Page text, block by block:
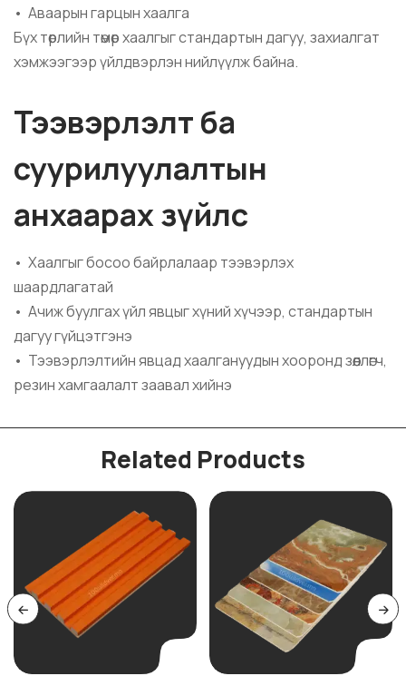
• Аваарын гарцын хаалга
Бүх төрлийн төмөр хаалгыг стандартын дагуу, захиалгат
хэмжээгээр үйлдвэрлэн нийлүүлж байна.
Тээвэрлэлт ба
суурилуулалтын
анхаарах зүйлс
• Хаалгыг босоо байрлалаар тээвэрлэх
шаардлагатай
• Ачиж буулгах үйл явцыг хүний хүчээр, стандартын
дагуу гүйцэтгэнэ
• Тээвэрлэлтийн явцад хаалгануудын хооронд зөөллөгч,
резин хамгаалалт заавал хийнэ
Related Products